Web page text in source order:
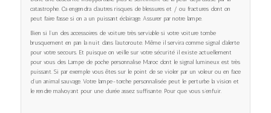
catastrophe. Ça engendra d’autres risques de blessures et / ou fractures dont on
peut faire fasse si on a un puissant éclairage. Assurer par notre lampe.
Bien si l’un des accessoires de voiture très serviable si votre voiture tombe
brusquement en pan la nuit dans l’autoroute. Même il servira comme signal d’alerte
pour votre secours. Et puisque on veille sur votre sécurité il existe actuellement
pour vous des Lampe de poche personnalise Maroc dont le signal lumineux est très
puissant. Si par exemple vous êtes sur le point de se violer par un voleur ou en face
d’un animal sauvage. Votre lampe-torche personnalisée peut le perturbe la vision et
le rendre malvoyant pour une durée assez suffisante. Pour que vous s’enfuir.